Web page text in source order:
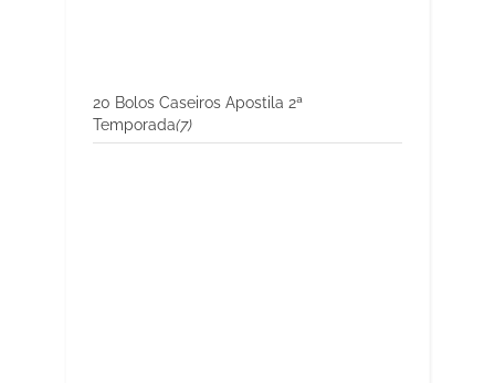
20 Bolos Caseiros Apostila 2ª
Temporada(7)